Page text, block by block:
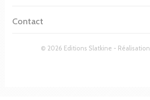
© 2026 Editions Slatkine - Réalisation
Contact